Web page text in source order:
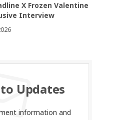
X Frozen Valentine
Interview
Updates
information and